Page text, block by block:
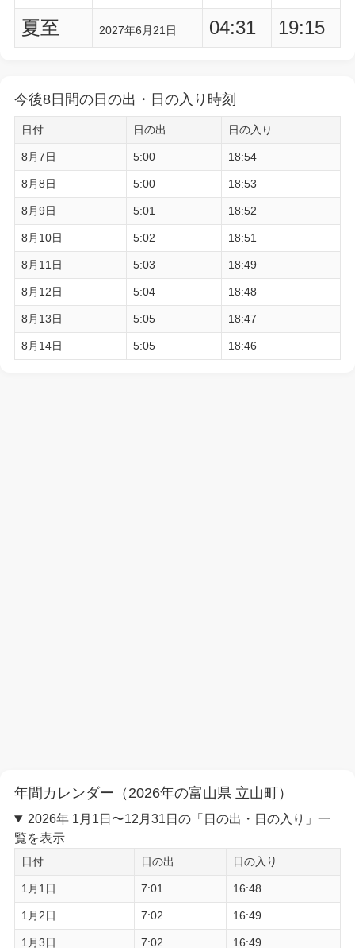
夏至
2027年6月21日 04:31 19:15
今後8日間の日の出・日の入り時刻
日付 日の出 日の入り
8月7日 5:00 18:54
8月8日 5:00 18:53
8月9日 5:01 18:52
8月10日 5:02 18:51
8月11日 5:03 18:49
8月12日 5:04 18:48
8月13日 5:05 18:47
8月14日 5:05 18:46
年間カレンダー（2026年の富山県 立山町）
2026年 1月1日〜12月31日の「日の出・日の入り」一
覧を表示
日付 日の出 日の入り
1月1日 7:01 16:48
1月2日 7:02 16:49
1月3日 7:02 16:49